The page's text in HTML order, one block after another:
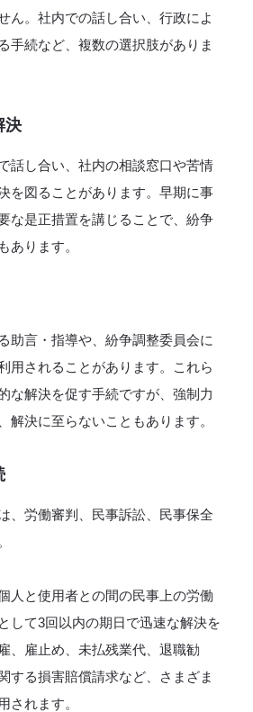
ん。社内での話し合い、行政によ
手続など、複数の選択肢がありま
決
話し合い、社内の相談窓口や苦情
を図ることがあります。早期に事
な是正措置を講じることで、紛争
あります。
助言・指導や、紛争調整委員会に
用されることがあります。これら
な解決を促す手続ですが、強制力
解決に至らないこともあります。
、労働審判、民事訴訟、民事保全
人と使用者との間の民事上の労働
して3回以内の期日で迅速な解決を
、雇止め、未払残業代、退職勧
する損害賠償請求など、さまざま
されます。